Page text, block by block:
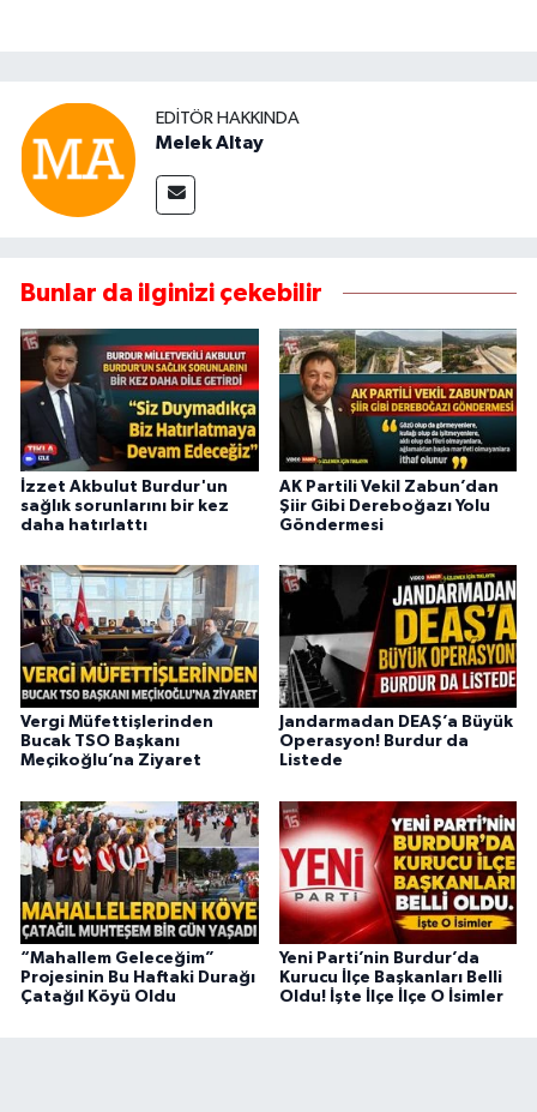
EDITÖR HAKKINDA
Melek Altay
Bunlar da ilginizi çekebilir
İzzet Akbulut Burdur'un
sağlık sorunlarını bir kez
daha hatırlattı
AK Partili Vekil Zabun’dan
Şiir Gibi Dereboğazı Yolu
Göndermesi
Vergi Müfettişlerinden
Bucak TSO Başkanı
Meçikoğlu’na Ziyaret
Jandarmadan DEAŞ’a Büyük
Operasyon! Burdur da
Listede
“Mahallem Geleceğim”
Projesinin Bu Haftaki Durağı
Çatağıl Köyü Oldu
Yeni Parti’nin Burdur’da
Kurucu İlçe Başkanları Belli
Oldu! İşte İlçe İlçe O İsimler